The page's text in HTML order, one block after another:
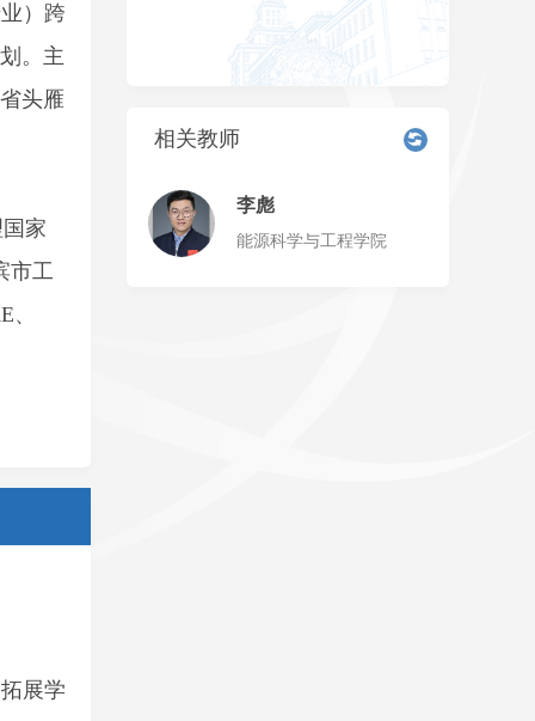
）跨
。主
头雁
家
市工
展学
相关教师
李彪
能源科学与工程学院